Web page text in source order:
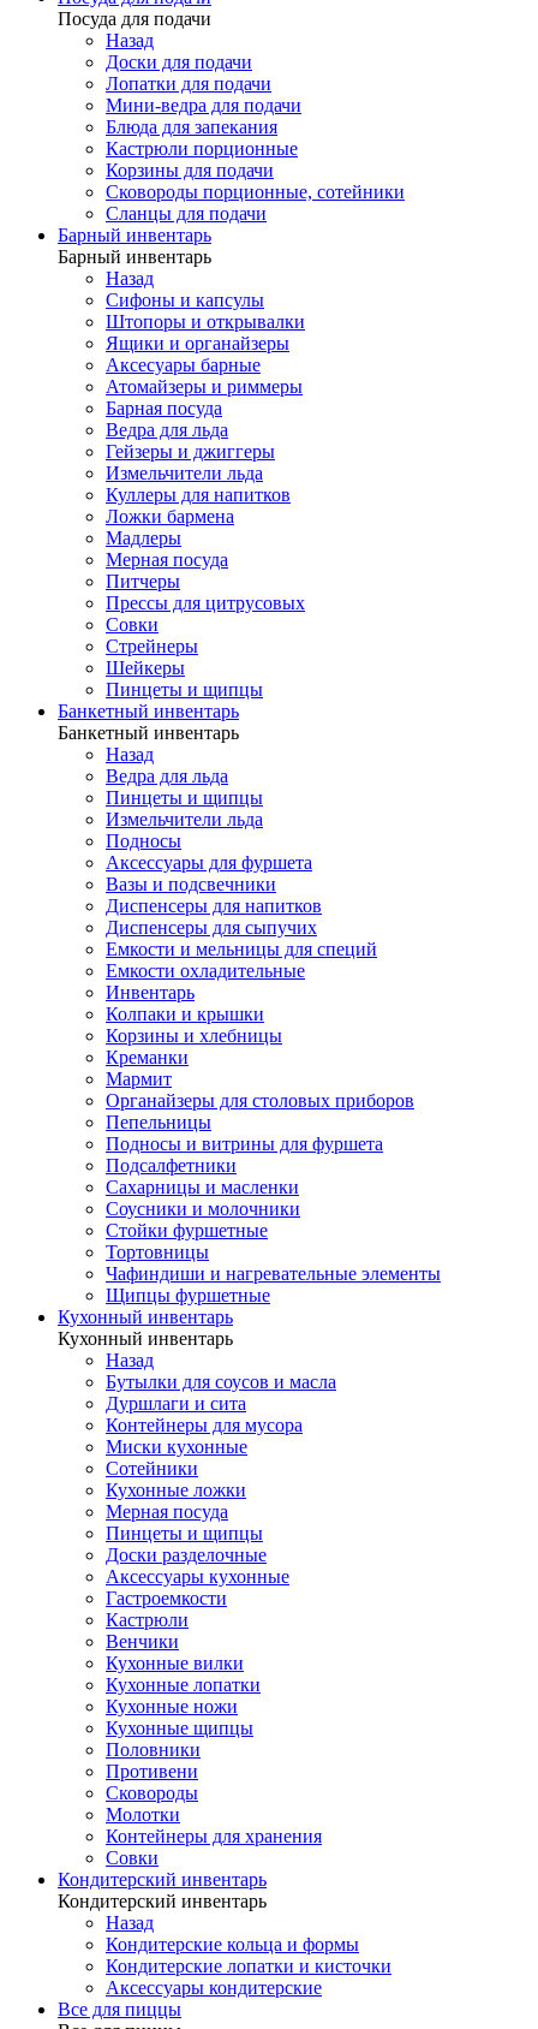
Посуда для подачи
Назад
Доски для подачи
Лопатки для подачи
Мини-ведра для подачи
Блюда для запекания
Кастрюли порционные
Корзины для подачи
Сковороды порционные, сотейники
Сланцы для подачи
Барный инвентарь
Барный инвентарь
Назад
Сифоны и капсулы
Штопоры и открывалки
Ящики и органайзеры
Аксесуары барные
Атомайзеры и риммеры
Барная посуда
Ведра для льда
Гейзеры и джиггеры
Измельчители льда
Куллеры для напитков
Ложки бармена
Мадлеры
Мерная посуда
Питчеры
Прессы для цитрусовых
Совки
Стрейнеры
Шейкеры
Пинцеты и щипцы
Банкетный инвентарь
Банкетный инвентарь
Назад
Ведра для льда
Пинцеты и щипцы
Измельчители льда
Подносы
Аксессуары для фуршета
Вазы и подсвечники
Диспенсеры для напитков
Диспенсеры для сыпучих
Емкости и мельницы для специй
Емкости охладительные
Инвентарь
Колпаки и крышки
Корзины и хлебницы
Креманки
Мармит
Органайзеры для столовых приборов
Пепельницы
Подносы и витрины для фуршета
Подсалфетники
Сахарницы и масленки
Соусники и молочники
Стойки фуршетные
Тортовницы
Чафиндиши и нагревательные элементы
Щипцы фуршетные
Кухонный инвентарь
Кухонный инвентарь
Назад
Бутылки для соусов и масла
Дуршлаги и сита
Контейнеры для мусора
Миски кухонные
Сотейники
Кухонные ложки
Мерная посуда
Пинцеты и щипцы
Доски разделочные
Аксессуары кухонные
Гастроемкости
Кастрюли
Венчики
Кухонные вилки
Кухонные лопатки
Кухонные ножи
Кухонные щипцы
Половники
Противени
Сковороды
Молотки
Контейнеры для хранения
Совки
Кондитерский инвентарь
Кондитерский инвентарь
Назад
Кондитерские кольца и формы
Кондитерские лопатки и кисточки
Аксессуары кондитерские
Все для пиццы